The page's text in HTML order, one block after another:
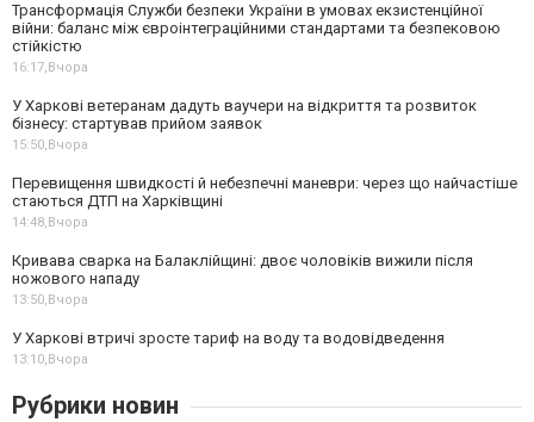
Трансформація Служби безпеки України в умовах екзистенційної
війни: баланс між євроінтеграційними стандартами та безпековою
стійкістю
16:17, Вчора
У Харкові ветеранам дадуть ваучери на відкриття та розвиток
бізнесу: стартував прийом заявок
15:50, Вчора
Перевищення швидкості й небезпечні маневри: через що найчастіше
стаються ДТП на Харківщині
14:48, Вчора
Кривава сварка на Балаклійщині: двоє чоловіків вижили після
ножового нападу
13:50, Вчора
У Харкові втричі зросте тариф на воду та водовідведення
13:10, Вчора
Рубрики новин